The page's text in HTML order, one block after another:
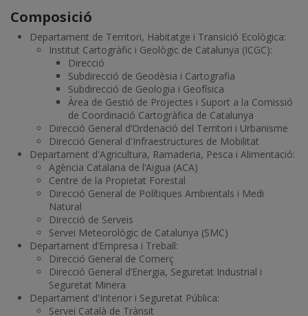
Composició
Departament de Territori, Habitatge i Transició Ecològica:
Institut Cartogràfic i Geològic de Catalunya (ICGC):
Direcció
Subdirecció de Geodèsia i Cartografia
Subdirecció de Geologia i Geofísica
Àrea de Gestió de Projectes i Suport a la Comissió
de Coordinació Cartogràfica de Catalunya
Direcció General d’Ordenació del Territori i Urbanisme
Direcció General d'Infraestructures de Mobilitat
Departament d'Agricultura, Ramaderia, Pesca i Alimentació:
Agència Catalana de l’Aigua (ACA)
Centre de la Propietat Forestal
Direcció General de Polítiques Ambientals i Medi
Natural
Direcció de Serveis
Servei Meteorològic de Catalunya (SMC)
Departament d’Empresa i Treball:
Direcció General de Comerç
Direcció General d’Energia, Seguretat Industrial i
Seguretat Minera
Departament d'Interior i Seguretat Pública:
Servei Català de Trànsit